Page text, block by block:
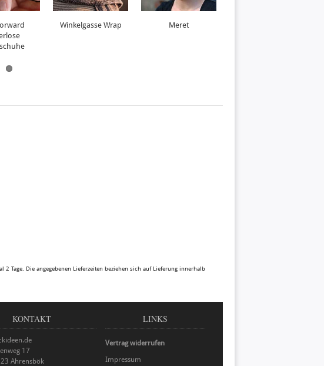
Winkelgasse Wrap Meret
Tage. Die angegebenen Lieferzeiten beziehen sich auf Lieferung innerhalb
KONTAKT
17
Ahrensbök
LINKS
Vertrag widerrufen
Impressum